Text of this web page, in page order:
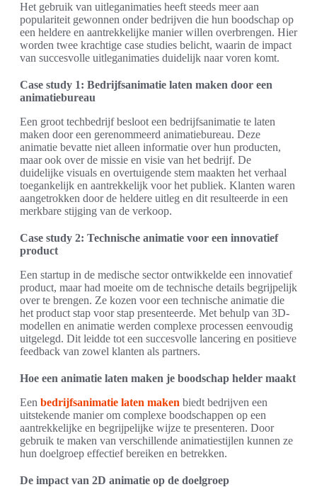
Het gebruik van uitleganimaties heeft steeds meer aan
populariteit gewonnen onder bedrijven die hun boodschap op
een heldere en aantrekkelijke manier willen overbrengen. Hier
worden twee krachtige case studies belicht, waarin de impact
van succesvolle uitleganimaties duidelijk naar voren komt.
Case study 1: Bedrijfsanimatie laten maken door een
animatiebureau
Een groot techbedrijf besloot een bedrijfsanimatie te laten
maken door een gerenommeerd animatiebureau. Deze
animatie bevatte niet alleen informatie over hun producten,
maar ook over de missie en visie van het bedrijf. De
duidelijke visuals en overtuigende stem maakten het verhaal
toegankelijk en aantrekkelijk voor het publiek. Klanten waren
aangetrokken door de heldere uitleg en dit resulteerde in een
merkbare stijging van de verkoop.
Case study 2: Technische animatie voor een innovatief
product
Een startup in de medische sector ontwikkelde een innovatief
product, maar had moeite om de technische details begrijpelijk
over te brengen. Ze kozen voor een technische animatie die
het product stap voor stap presenteerde. Met behulp van 3D-
modellen en animatie werden complexe processen eenvoudig
uitgelegd. Dit leidde tot een succesvolle lancering en positieve
feedback van zowel klanten als partners.
Hoe een animatie laten maken je boodschap helder maakt
Een bedrijfsanimatie laten maken biedt bedrijven een
uitstekende manier om complexe boodschappen op een
aantrekkelijke en begrijpelijke wijze te presenteren. Door
gebruik te maken van verschillende animatiestijlen kunnen ze
hun doelgroep effectief bereiken en betrekken.
De impact van 2D animatie op de doelgroep